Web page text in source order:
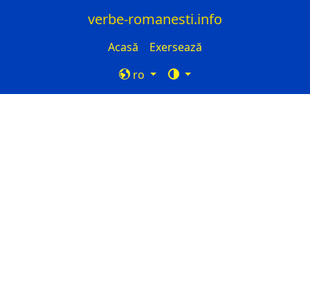
verbe-romanesti.info
Acasă
Exersează
ro